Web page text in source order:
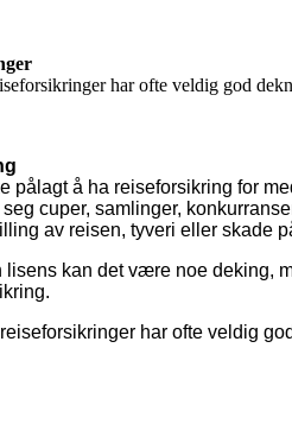
har ofte veldig god
pålagt å ha reiseforsikring for
cuper, samlinger,
av reisen, tyveri eller skade
lisens kan det være noe deking,
har ofte veldig